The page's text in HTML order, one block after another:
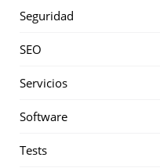
Seguridad
SEO
Servicios
Software
Tests